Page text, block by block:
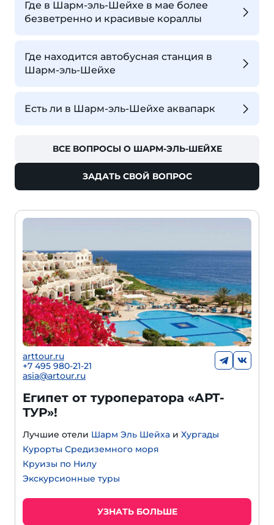
Где в Шарм-эль-Шейхе в мае более
безветренно и красивые кораллы
Где находится автобусная станция в
Шарм-эль-Шейхе
Есть ли в Шарм-эль-Шейхе аквапарк
ВСЕ ВОПРОСЫ О ШАРМ-ЭЛЬ-ШЕЙХЕ
ЗАДАТЬ СВОЙ ВОПРОС
arttour.ru
+7 495 980-21-21
asia@artour.ru
Египет от туроператора «АРТ-
ТУР»!
Лучшие отели Шарм Эль Шейха и Хургады
Курорты Средиземного моря
Круизы по Нилу
Экскурсионные туры
УЗНАТЬ БОЛЬШЕ